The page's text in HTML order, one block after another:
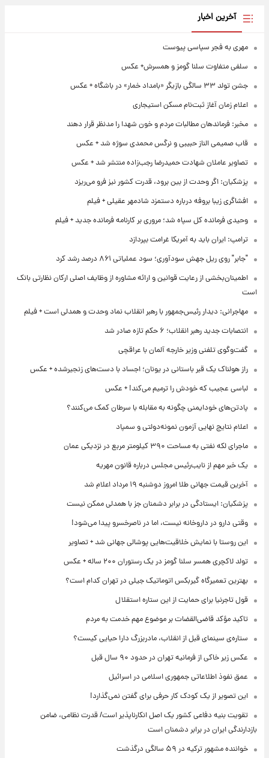
آخرین اخبار
مهری به فجر سپاسی پیوست
سلفی متفاوت سلنا گومز و همسرش+ عکس
جشن تولد ۳۳ سالگی بازیگر «بامداد خمار» در باشگاه + عکس
اعلام زمان آغاز ثبت‌نام مسکن استیجاری
مخبر: فرماندهان مطالبات مردم و خون شهدا را مدنظر قرار دهند
قاب صمیمی الناز حبیبی و نرگس محمدی سوژه شد + عکس
تصاویر عاملان شهادت حمیدرضا رجب‌زاده منتشر شد + عکس
پزشکیان: اگر وحدت از بین برود، قدرت کشور نیز فرو می‌ریزد
افشاگری زیبا بروفه درباره دستمزد شادمهر عقیلی + فیلم
وحیدی فرمانده کل سپاه شد؛ مروری بر کارنامه فرمانده جدید + فیلم
ترامپ: ایران باید به آمریکا غرامت بپردازد
"جابر" روی ریل جهش سودآوری؛ سود عملیاتی ۸۶۱ درصد رشد کرد
اطمینان‌بخشی از رعایت قوانین و ارائه مشاوره از وظایف اصلی ارکان نظارتی بانک
است
مهاجرانی: دیدار رئیس‌جمهور با رهبر انقلاب نماد وحدت و همدلی است + فیلم
انتصابات جدید رهبر انقلاب؛ ۶ حکم تازه صادر شد
گفت‌وگوی تلفنی وزیر خارجه آلمان با عراقچی
راز هولناک یک قبر باستانی در یونان؛ اجساد با دست‌های زنجیرشده + عکس
لباسی عجیب که خودش را ترمیم می‌کند! + عکس
پادتن‌های خودایمنی چگونه به مقابله با سرطان کمک می‌کنند؟
اعلام نتایج نهایی آزمون نمونه‌دولتی و سمپاد
ماجرای لکه نفتی به مساحت ۳۹۰ کیلومتر مربع در نزدیکی عمان
یک خبر مهم از نایب‌رئیس مجلس درباره قانون مهریه
آخرین قیمت جهانی طلا امروز دوشنبه ۱۹ مرداد اعلام شد
پزشکیان: ایستادگی در برابر دشمنان جز با همدلی ممکن نیست
وقتی دارو در داروخانه نیست، اما در ناصرخسرو پیدا می‌شود!
این روستا با نمایش خلاقیت‌هایی پوشالی جهانی شد + تصاویر
تولد لاکچری همسر سلنا گومز در یک رستوران ۲۰۰ ساله + عکس
بهترین تعمیرگاه گیربکس اتوماتیک جیلی در تهران کدام است؟
قول تاجرنیا برای حمایت از این ستاره استقلال
تاکید مؤکد قاضی‌القضات بر موضوع مهم خدمت به مردم
ستاره‌ی سینمای قبل از انقلاب، مادربزرگ دارا حیایی کیست؟
عکس زیر خاکی از فرمانیه تهران در حدود ۹۰ سال قبل
عمق نفوذ اطلاعاتی جمهوری اسلامی در اسرائیل
این تصویر از یک کودک کار حرفی برای گفتن نمی‌گذارد!
تقویت بنیه دفاعی کشور یک اصل انکارناپذیر است/ قدرت نظامی، ضامن
بازدارندگی ایران در برابر دشمنان است
خواننده مشهور ترکیه در ۵۹ سالگی درگذشت